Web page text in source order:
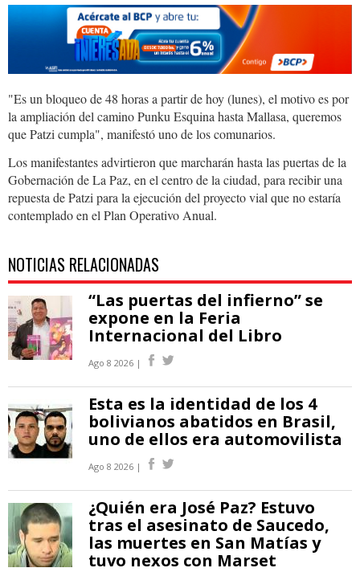
"Es un bloqueo de 48 horas a partir de hoy (lunes), el motivo es por
la ampliación del camino Punku Esquina hasta Mallasa, queremos
que Patzi cumpla", manifestó uno de los comunarios.
Los manifestantes advirtieron que marcharán hasta las puertas de la
Gobernación de La Paz, en el centro de la ciudad, para recibir una
repuesta de Patzi para la ejecución del proyecto vial que no estaría
contemplado en el Plan Operativo Anual.
NOTICIAS RELACIONADAS
“Las puertas del infierno” se
expone en la Feria
Internacional del Libro
Ago 8 2026 |
Esta es la identidad de los 4
bolivianos abatidos en Brasil,
uno de ellos era automovilista
Ago 8 2026 |
¿Quién era José Paz? Estuvo
tras el asesinato de Saucedo,
las muertes en San Matías y
tuvo nexos con Marset